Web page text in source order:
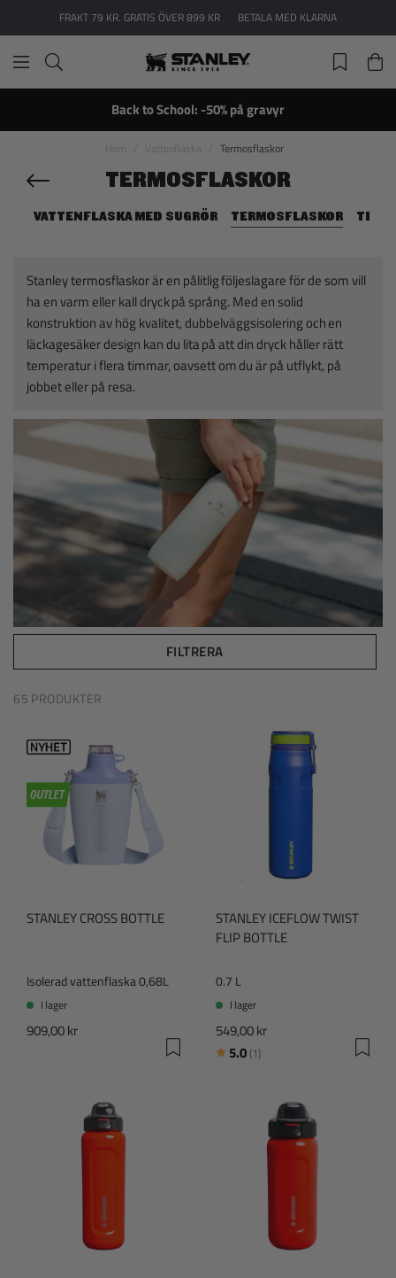
FRAKT 79 KR. GRATIS ÖVER 899 KR BETALA MED KLARNA
Back to School: -50% på gravyr
Vattenflaska Termosflaskor
TERMOSFLASKOR
VATTENFLASKA MED SUGRÖR TERMOSFLASKOR TILL
Stanley termosflaskor är en pålitlig följeslagare för de som vill
ha en varm eller kall dryck på språng. Med en solid
konstruktion av hög kvalitet, dubbelväggsisolering och en
läckagesäker design kan du lita på att din dryck håller rätt
temperatur i flera timmar, oavsett om du är på utflykt, på
jobbet eller på resa.
FILTRERA
65 PRODUKTER
STANLEY CROSS BOTTLE
Isolerad vattenflaska 0,68L
I lager
909,00 kr
STANLEY ICEFLOW TWIST
FLIP BOTTLE
0.7 L
I lager
549,00 kr
Betyg:
5.0(1)utav 5 stjärnor